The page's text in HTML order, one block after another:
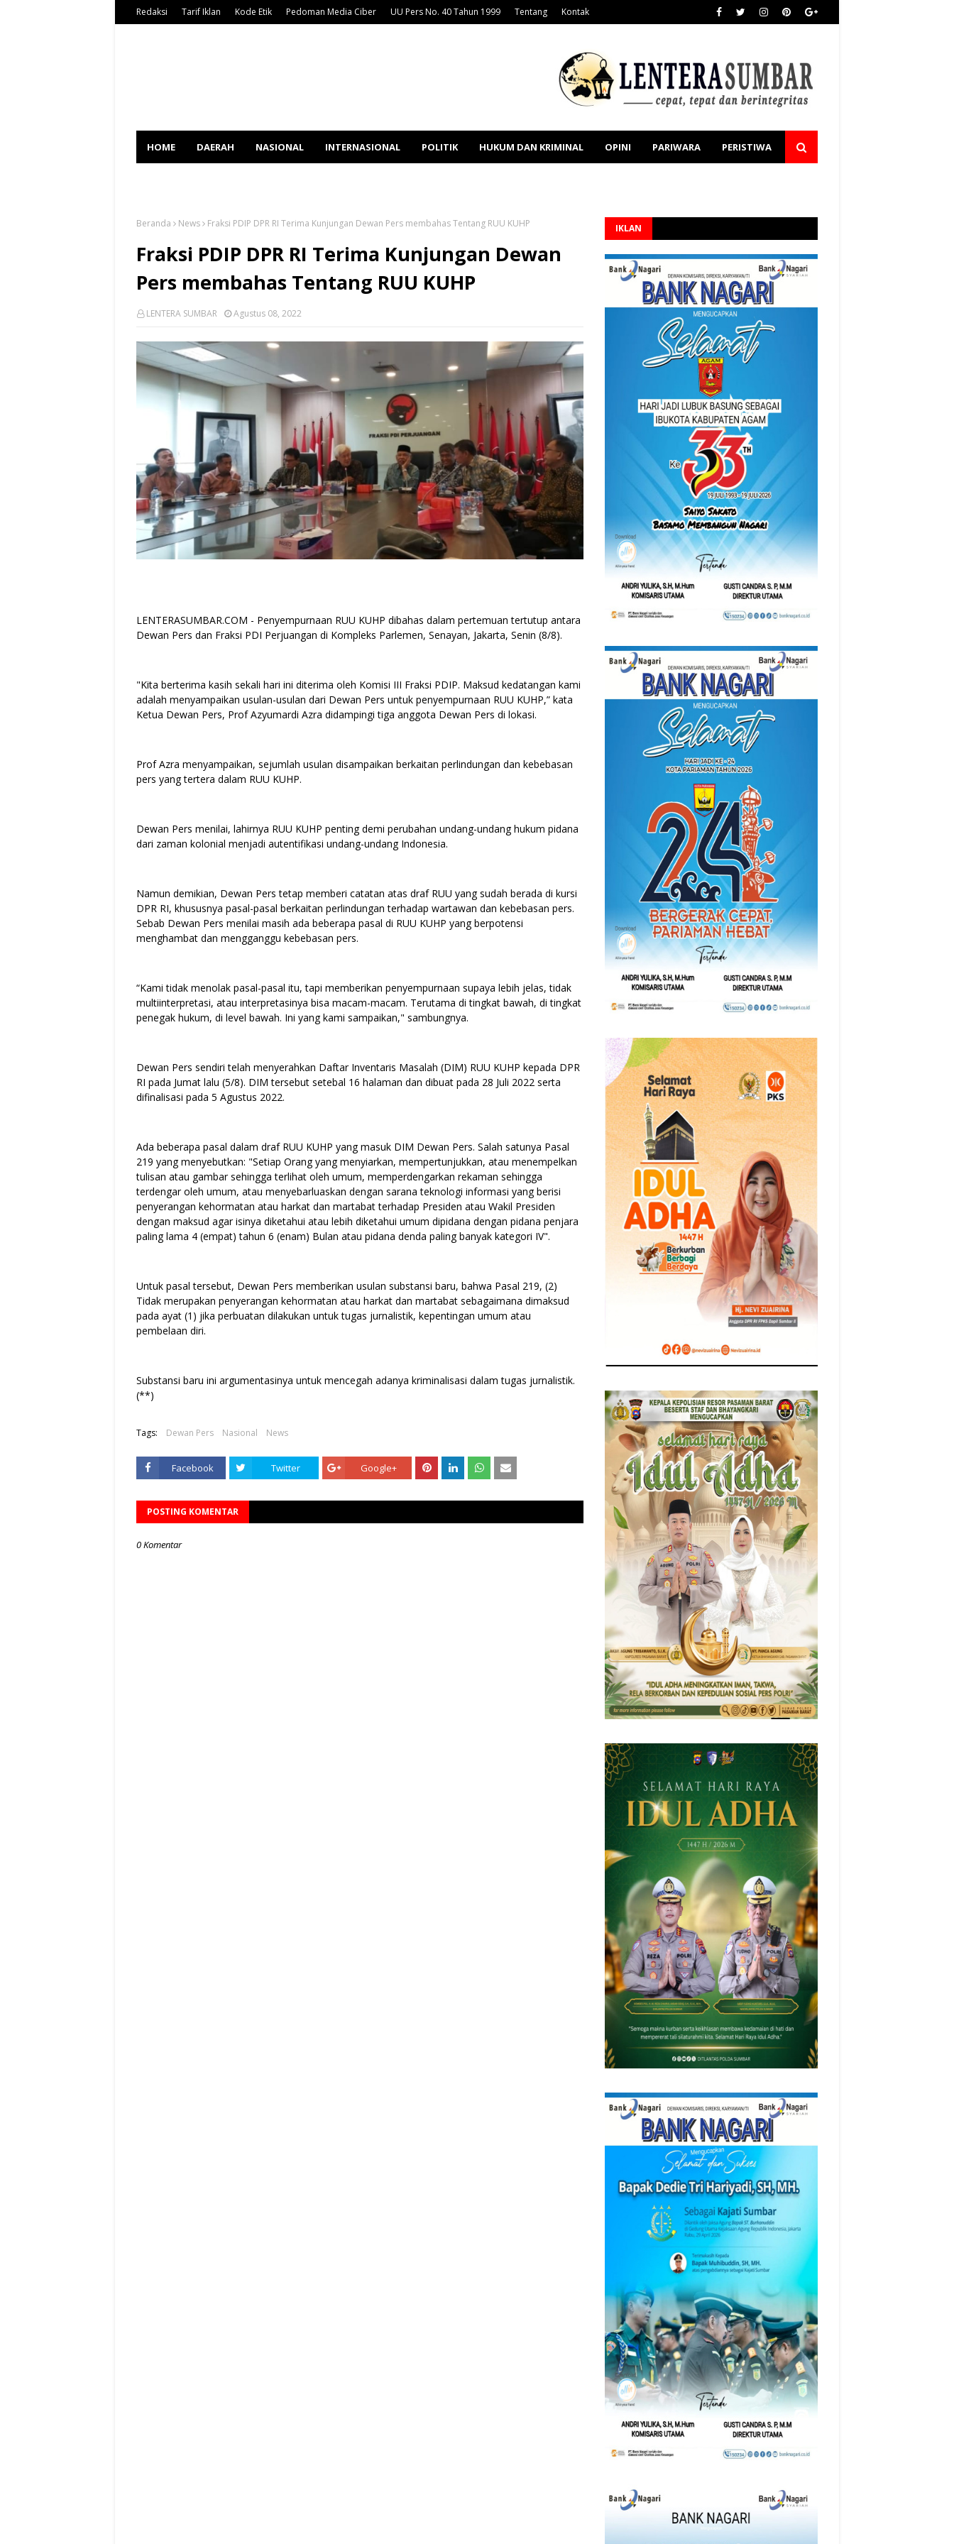
Redaksi Tarif Iklan Kode Etik Pedoman Media Ciber UU Pers No. 40 Tahun 1999 Tentang Kontak
HOME DAERAH NASIONAL INTERNASIONAL POLITIK HUKUM DAN KRIMINAL OPINI PARIWARA PERISTIWA
Beranda News Fraksi PDIP DPR RI Terima Kunjungan Dewan Pers membahas Tentang RUU KUHP
Fraksi PDIP DPR RI Terima Kunjungan Dewan
Pers membahas Tentang RUU KUHP
LENTERA SUMBAR Agustus 08, 2022
LENTERASUMBAR.COM - Penyempurnaan RUU KUHP dibahas dalam pertemuan tertutup antara
Dewan Pers dan Fraksi PDI Perjuangan di Kompleks Parlemen, Senayan, Jakarta, Senin (8/8).
"Kita berterima kasih sekali hari ini diterima oleh Komisi III Fraksi PDIP. Maksud kedatangan kami
adalah menyampaikan usulan-usulan dari Dewan Pers untuk penyempurnaan RUU KUHP,” kata
Ketua Dewan Pers, Prof Azyumardi Azra didampingi tiga anggota Dewan Pers di lokasi.
Prof Azra menyampaikan, sejumlah usulan disampaikan berkaitan perlindungan dan kebebasan
pers yang tertera dalam RUU KUHP.
Dewan Pers menilai, lahirnya RUU KUHP penting demi perubahan undang-undang hukum pidana
dari zaman kolonial menjadi autentifikasi undang-undang Indonesia.
Namun demikian, Dewan Pers tetap memberi catatan atas draf RUU yang sudah berada di kursi
DPR RI, khususnya pasal-pasal berkaitan perlindungan terhadap wartawan dan kebebasan pers.
Sebab Dewan Pers menilai masih ada beberapa pasal di RUU KUHP yang berpotensi
menghambat dan mengganggu kebebasan pers.
“Kami tidak menolak pasal-pasal itu, tapi memberikan penyempurnaan supaya lebih jelas, tidak
multiinterpretasi, atau interpretasinya bisa macam-macam. Terutama di tingkat bawah, di tingkat
penegak hukum, di level bawah. Ini yang kami sampaikan," sambungnya.
Dewan Pers sendiri telah menyerahkan Daftar Inventaris Masalah (DIM) RUU KUHP kepada DPR
RI pada Jumat lalu (5/8). DIM tersebut setebal 16 halaman dan dibuat pada 28 Juli 2022 serta
difinalisasi pada 5 Agustus 2022.
Ada beberapa pasal dalam draf RUU KUHP yang masuk DIM Dewan Pers. Salah satunya Pasal
219 yang menyebutkan: "Setiap Orang yang menyiarkan, mempertunjukkan, atau menempelkan
tulisan atau gambar sehingga terlihat oleh umum, memperdengarkan rekaman sehingga
terdengar oleh umum, atau menyebarluaskan dengan sarana teknologi informasi yang berisi
penyerangan kehormatan atau harkat dan martabat terhadap Presiden atau Wakil Presiden
dengan maksud agar isinya diketahui atau lebih diketahui umum dipidana dengan pidana penjara
paling lama 4 (empat) tahun 6 (enam) Bulan atau pidana denda paling banyak kategori IV".
Untuk pasal tersebut, Dewan Pers memberikan usulan substansi baru, bahwa Pasal 219, (2)
Tidak merupakan penyerangan kehormatan atau harkat dan martabat sebagaimana dimaksud
pada ayat (1) jika perbuatan dilakukan untuk tugas jurnalistik, kepentingan umum atau
pembelaan diri.
Substansi baru ini argumentasinya untuk mencegah adanya kriminalisasi dalam tugas jurnalistik.
(**)
Tags: Dewan Pers Nasional News
Facebook Twitter Google+
POSTING KOMENTAR
0 Komentar
IKLAN